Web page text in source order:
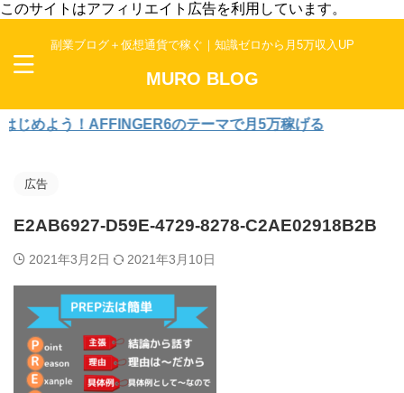
このサイトはアフィリエイト広告を利用しています。
副業ブログ＋仮想通貨で稼ぐ｜知識ゼロから月5万収入UP
MURO BLOG
よう！AFFINGER6のテーマで月5万稼げる
広告
E2AB6927-D59E-4729-8278-C2AE02918B2B
2021年3月2日 2021年3月10日